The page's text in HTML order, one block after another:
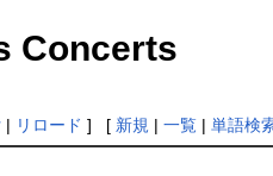
Concerts
| リロード ] [ 新規 | 一覧| 単語検